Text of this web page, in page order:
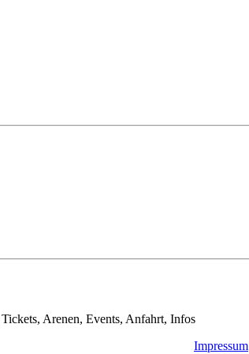
Arenen, Events, Anfahrt, Infos
Impressum